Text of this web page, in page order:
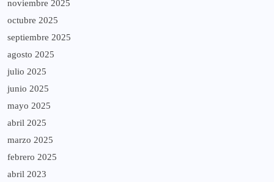
noviembre 2025
octubre 2025
septiembre 2025
agosto 2025
julio 2025
junio 2025
mayo 2025
abril 2025
marzo 2025
febrero 2025
abril 2023